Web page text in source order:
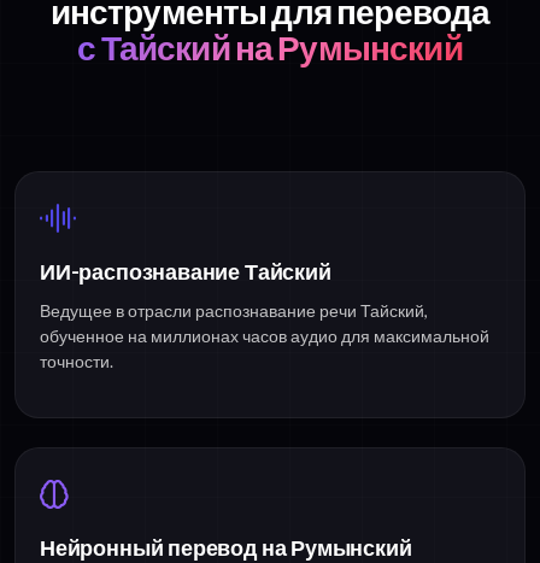
инструменты для перевода
с Тайский на Румынский
ИИ-распознавание Тайский
Ведущее в отрасли распознавание речи Тайский,
обученное на миллионах часов аудио для максимальной
точности.
Нейронный перевод на Румынский